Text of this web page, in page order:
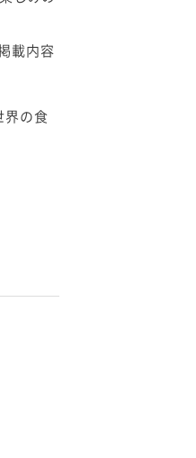
載内容
界の食